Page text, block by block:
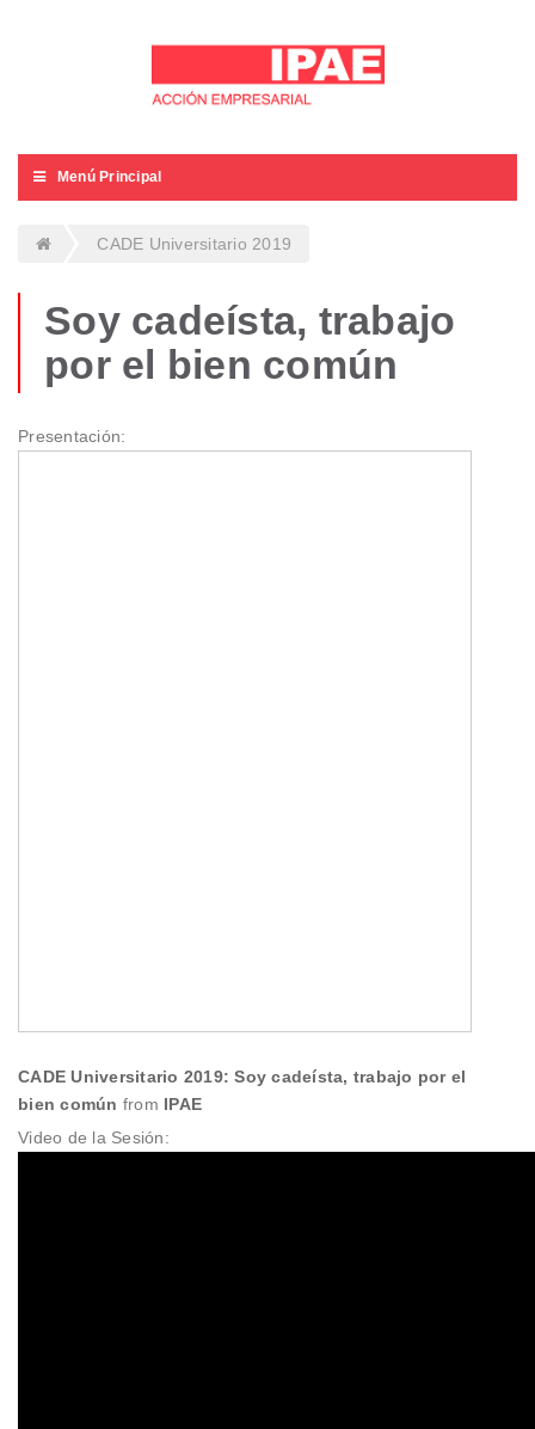
Menú Principal
CADE Universitario 2019
Soy cadeísta, trabajo
por el bien común
Presentación:
CADE Universitario 2019: Soy cadeísta, trabajo por el
bien común from IPAE
Video de la Sesión: